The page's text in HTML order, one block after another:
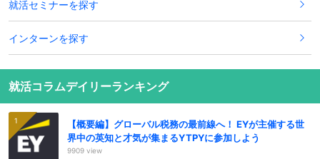
就活セミナーを探す
インターンを探す
就活コラムデイリーランキング
【概要編】グローバル税務の最前線へ！ EYが主催する世
界中の英知と才気が集まるYTPYに参加しよう
9909 view